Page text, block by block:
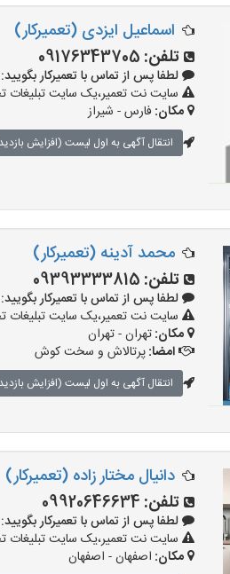
اسماعیل ایزدی (تعمیرکار)
تلفن: 09176343705
لطفا پس از تماس با تعمیرکار بگویید:
سایت نت تعمیر،یک سایت تبلیغات
مکان: فارس - شیراز
انتقال آگهی به اول لیست (افزایش
محمد آدینه (تعمیرکار)
تلفن: 09393333815
لطفا پس از تماس با تعمیرکار بگویید:
سایت نت تعمیر،یک سایت تبلیغات
مکان:تهران - تهران
امضا:پرتالاش و سخت کوش
انتقال آگهی به اول لیست (افزایش
دانیال مختار زاده (تعمیرکار)
تلفن: 09920646634
لطفا پس از تماس با تعمیرکار بگویید:
سایت نت تعمیر،یک سایت تبلیغات
مکان: اصفهان - اصفهان